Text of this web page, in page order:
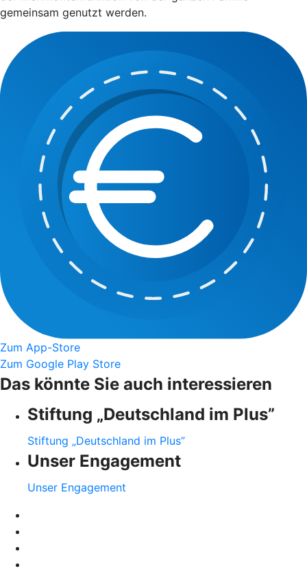
gemeinsam genutzt werden.
Zum App-Store
Zum Google Play Store
Das könnte Sie auch interessieren
Stiftung „Deutschland im Plus”
Stiftung „Deutschland im Plus”
Unser Engagement
Unser Engagement